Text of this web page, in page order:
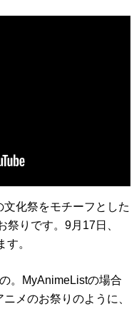
化祭をモチーフとした
祭りです。9月17日、
。
。MyAnimeListの場合
メのお祭りのように、